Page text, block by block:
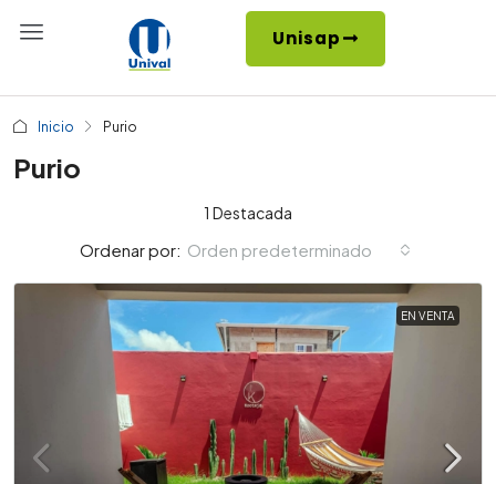
Unisap
Inicio Purio
Purio
1 Destacada
Ordenar por: Orden predeterminado
EN VENTA